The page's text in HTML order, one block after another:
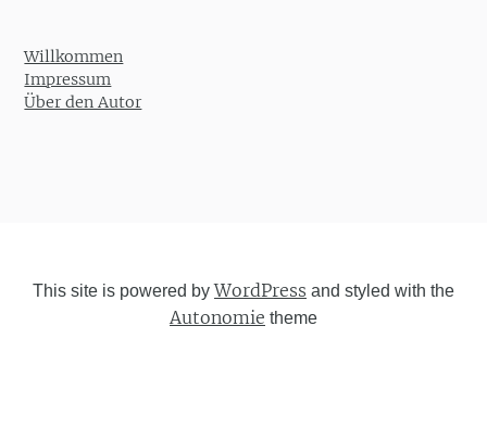
Willkommen
Impressum
Über den Autor
This site is powered byWordPress and styled with the
Autonomie theme